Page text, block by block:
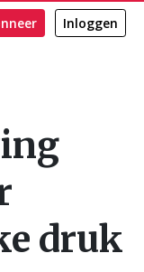
Inloggen
druk